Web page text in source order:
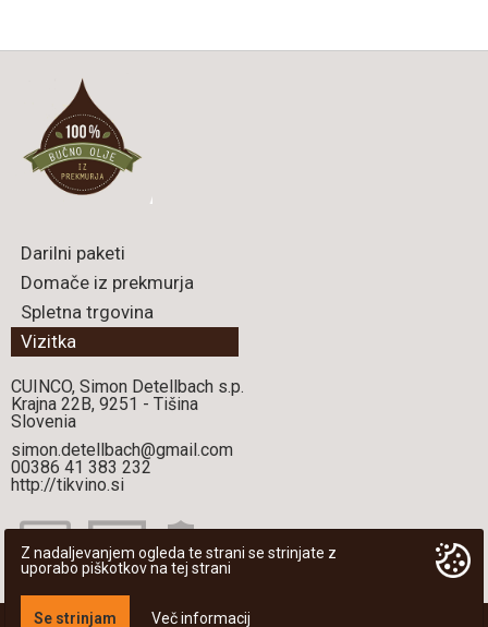
Z nadaljevanjem ogleda te strani se strinjate z
uporabo piškotkov na tej strani
Se strinjam Več informacij
Darilni paketi
Domače iz prekmurja
Spletna trgovina
Vizitka
CUINCO, Simon Detellbach s.p.
Krajna 22B, 9251 - Tišina
Slovenia
simon.detellbach@gmail.com
00386 41 383 232
http://tikvino.si